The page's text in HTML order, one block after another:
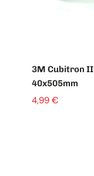
3M Cubitron
40x505mm
4,99 €